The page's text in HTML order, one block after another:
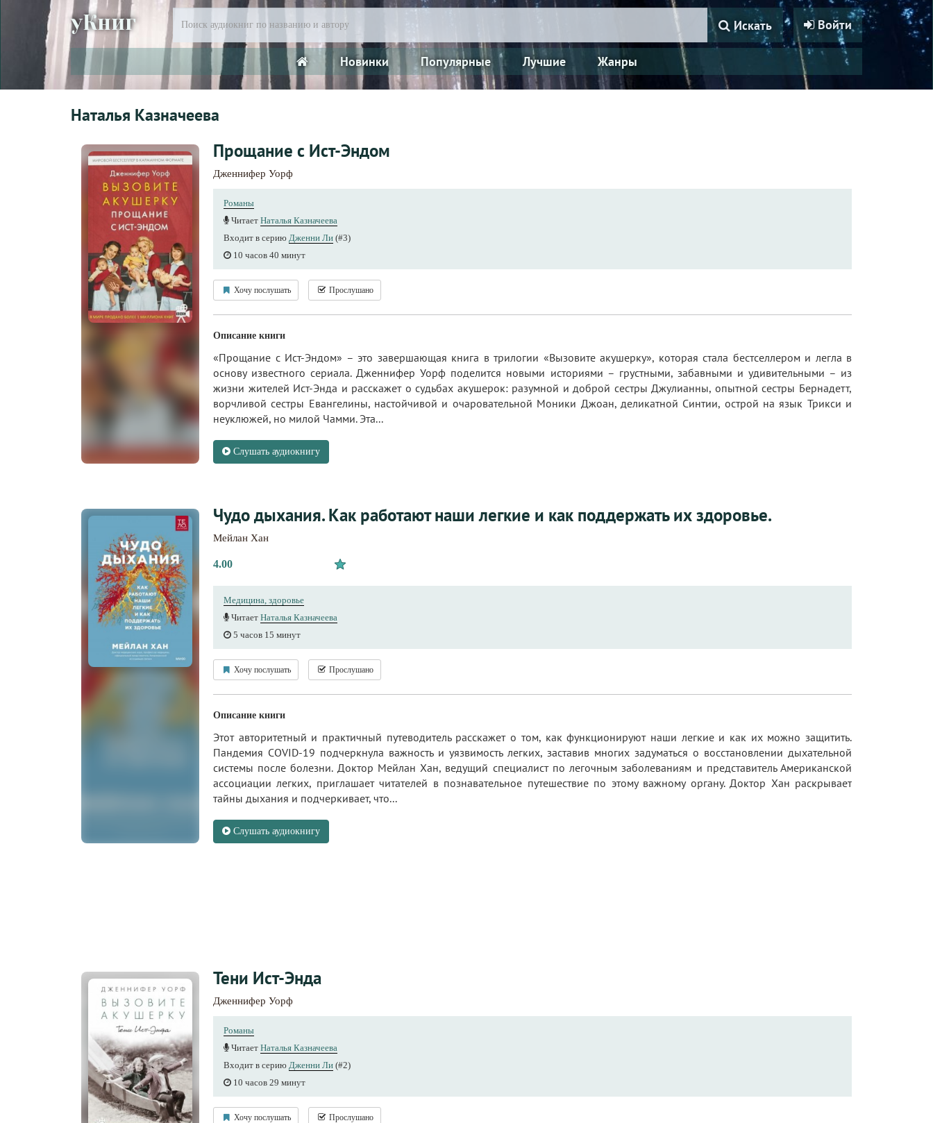
уКниг Войти
Искать
Новинки Популярные Лучшие Жанры
Наталья Казначеева
Прощание с Ист-Эндом
Дженнифер Уорф
Романы
Читает Наталья Казначеева
Входит в серию Дженни Ли (#3)
10 часов 40 минут
Хочу послушать Прослушано
Описание книги
«Прощание с Ист-Эндом» – это завершающая книга в трилогии «Вызовите акушерку», которая стала бестселлером и легла в
основу известного сериала. Дженнифер Уорф поделится новыми историями – грустными, забавными и удивительными – из
жизни жителей Ист-Энда и расскажет о судьбах акушерок: разумной и доброй сестры Джулианны, опытной сестры Бернадетт,
ворчливой сестры Евангелины, настойчивой и очаровательной Моники Джоан, деликатной Синтии, острой на язык Трикси и
неуклюжей, но милой Чамми. Эта...
Слушать аудиокнигу
Чудо дыхания. Как работают наши легкие и как поддержать их здоровье.
Мейлан Хан
4.00
Медицина, здоровье
Читает Наталья Казначеева
5 часов 15 минут
Хочу послушать Прослушано
Описание книги
Этот авторитетный и практичный путеводитель расскажет о том, как функционируют наши легкие и как их можно защитить.
Пандемия COVID-19 подчеркнула важность и уязвимость легких, заставив многих задуматься о восстановлении дыхательной
системы после болезни. Доктор Мейлан Хан, ведущий специалист по легочным заболеваниям и представитель Американской
ассоциации легких, приглашает читателей в познавательное путешествие по этому важному органу. Доктор Хан раскрывает
тайны дыхания и подчеркивает, что...
Слушать аудиокнигу
Тени Ист-Энда
Дженнифер Уорф
Романы
Читает Наталья Казначеева
Входит в серию Дженни Ли (#2)
10 часов 29 минут
Хочу послушать Прослушано